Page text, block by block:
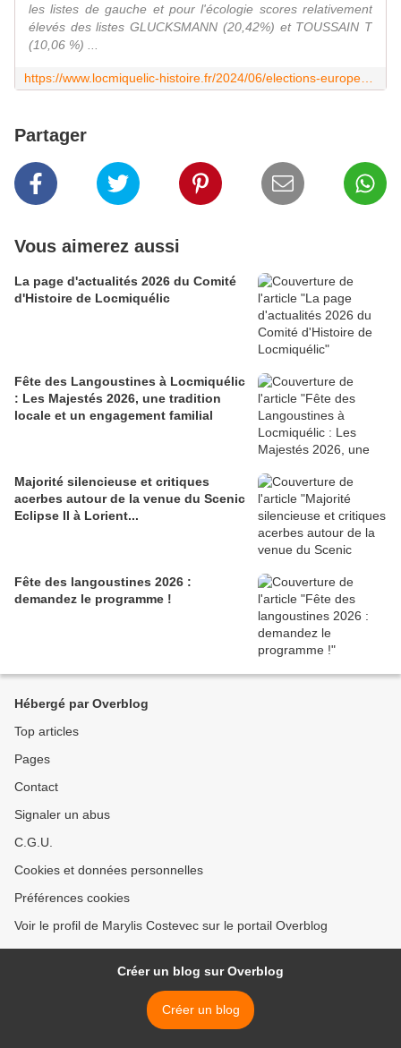
les listes de gauche et pour l'écologie scores relativement
élevés des listes GLUCKSMANN (20,42%) et TOUSSAIN T
(10,06 %) ...
Partager
Vous aimerez aussi
La page d'actualités 2026 du Comité
d'Histoire de Locmiquélic
Fête des Langoustines à Locmiquélic
: Les Majestés 2026, une tradition
locale et un engagement familial
Majorité silencieuse et critiques
acerbes autour de la venue du Scenic
Eclipse II à Lorient...
Fête des langoustines 2026 :
demandez le programme !
Hébergé par Overblog
Top articles
Pages
Contact
Signaler un abus
C.G.U.
Cookies et données personnelles
Préférences cookies
Voir le profil de Marylis Costevec sur le portail Overblog
Créer un blog sur Overblog
Créer un blog